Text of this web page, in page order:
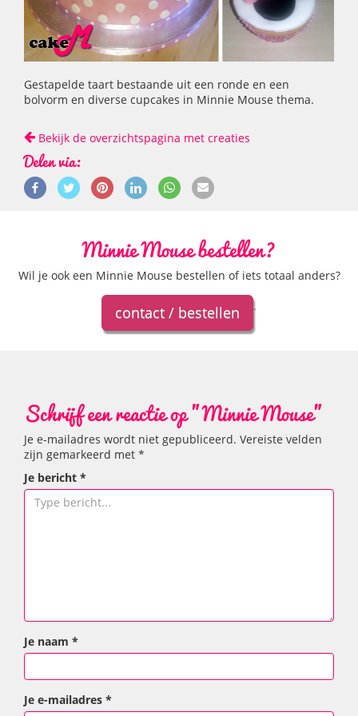
Gestapelde taart bestaande uit een ronde en een
bolvorm en diverse cupcakes in Minnie Mouse thema.
Bekijk de overzichtspagina met creaties
Delen via:
Minnie Mouse bestellen?
Wil je ook een Minnie Mouse bestellen of iets totaal anders?
contact / bestellen .
Schrijf een reactie op "Minnie Mouse"
Je e-mailadres wordt niet gepubliceerd. Vereiste velden
zijn gemarkeerd met *
Je bericht *
Je naam *
Je e-mailadres *